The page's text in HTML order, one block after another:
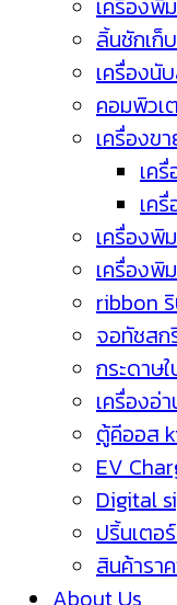
เครื่องพิ
ลิ้นชักเก็
เครื่องนั
คอมพิวเ
เครื่องข
เค
เค
เครื่องพิ
เครื่องพิ
ribbon
จอทัชสก
กระดาษ
เครื่องอ่
ตู้คีออส
EV
Digital
ปริ้นเตอ
สินค้ารา
About Us